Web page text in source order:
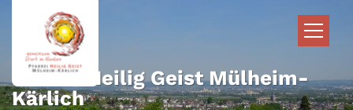
Zum Inhalt springen
Pfarrei Heilig Geist Mülheim-
Kärlich